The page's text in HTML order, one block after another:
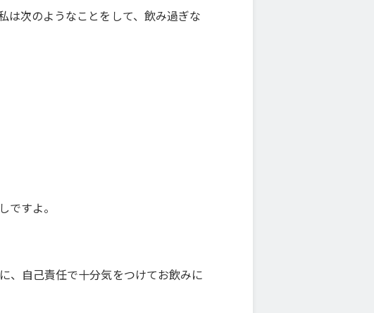
は次のようなことをして、飲み過ぎな
すよ。
、自己責任で十分気をつけてお飲みに